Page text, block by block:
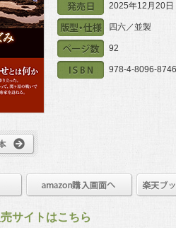
2025年12月20日
四六／並製
92
978-4-8096-
サイトはこちら